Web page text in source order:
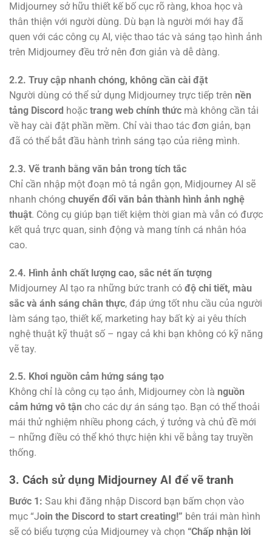
Midjourney sở hữu thiết kế bố cục rõ ràng, khoa học và
thân thiện với người dùng. Dù bạn là người mới hay đã
quen với các công cụ AI, việc thao tác và sáng tạo hình ảnh
trên Midjourney đều trở nên đơn giản và dễ dàng.
2.2. Truy cập nhanh chóng, không cần cài đặt
Người dùng có thể sử dụng Midjourney trực tiếp trên nền
tảng Discord hoặc trang web chính thức mà không cần tải
về hay cài đặt phần mềm. Chỉ vài thao tác đơn giản, bạn
đã có thể bắt đầu hành trình sáng tạo của riêng mình.
2.3. Vẽ tranh bằng văn bản trong tích tắc
Chỉ cần nhập một đoạn mô tả ngắn gọn, Midjourney AI sẽ
nhanh chóng chuyển đổi văn bản thành hình ảnh nghệ
thuật. Công cụ giúp bạn tiết kiệm thời gian mà vẫn có được
kết quả trực quan, sinh động và mang tính cá nhân hóa
cao.
2.4. Hình ảnh chất lượng cao, sắc nét ấn tượng
Midjourney AI tạo ra những bức tranh có độ chi tiết, màu
sắc và ánh sáng chân thực, đáp ứng tốt nhu cầu của người
làm sáng tạo, thiết kế, marketing hay bất kỳ ai yêu thích
nghệ thuật kỹ thuật số – ngay cả khi bạn không có kỹ năng
vẽ tay.
2.5. Khơi nguồn cảm hứng sáng tạo
Không chỉ là công cụ tạo ảnh, Midjourney còn là nguồn
cảm hứng vô tận cho các dự án sáng tạo. Bạn có thể thoải
mái thử nghiệm nhiều phong cách, ý tưởng và chủ đề mới
– những điều có thể khó thực hiện khi vẽ bằng tay truyền
thống.
3. Cách sử dụng Midjourney AI để vẽ tranh
Bước 1: Sau khi đăng nhập Discord bạn bấm chọn vào
mục “Join the Discord to start creating!” bên trái màn hình
sẽ có biểu tượng của Midjourney và chọn “Chấp nhận lời